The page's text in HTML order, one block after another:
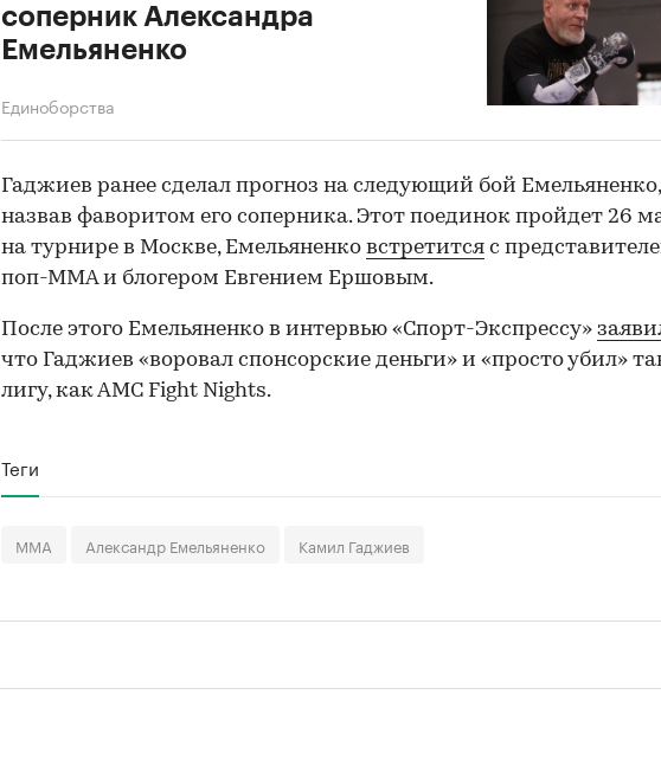
00:00 / 00:00
соперник Александра
Емельяненко
Единоборства
Гаджиев ранее сделал прогноз на следующий бой Емельяненко,
назвав фаворитом его соперника. Этот поединок пройдет 26
на турнире в Москве, Емельяненко встретится с
поп-ММА и блогером Евгением Ершовым.
После этого Емельяненко в интервью «Спорт-Экспрессу»
что Гаджиев «воровал спонсорские деньги» и «просто убил»
лигу, как АМС Fight Nights.
Теги
ММА Александр Емельяненко Камил Гаджиев